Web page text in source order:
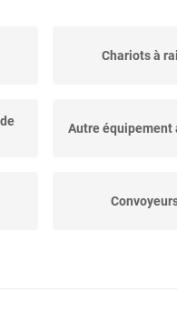
Chariots à
Autre équipement